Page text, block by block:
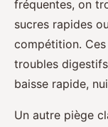
fréquentes, on
sucres rapides
compétition.
troubles digestifs
baisse rapide,
Un autre piège